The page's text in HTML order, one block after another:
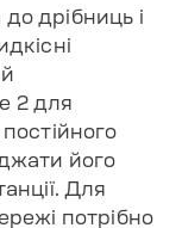
дрібниць і
2 для
його
Для
потрібно